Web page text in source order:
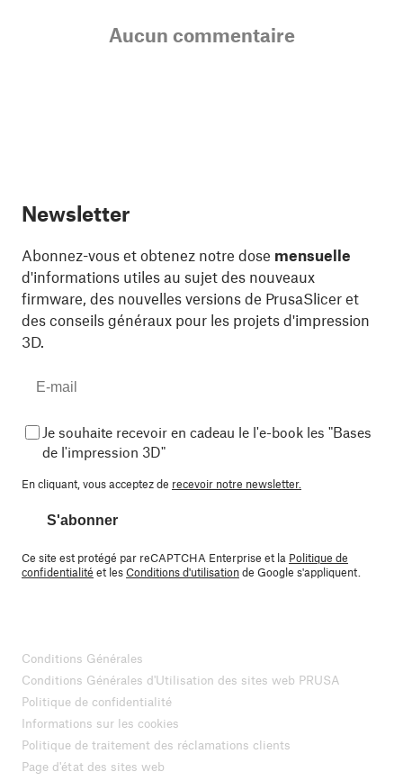
Aucun commentaire
Newsletter
Abonnez-vous et obtenez notre dose mensuelle
d'informations utiles au sujet des nouveaux
firmware, des nouvelles versions de PrusaSlicer et
des conseils généraux pour les projets d'impression
3D.
Je souhaite recevoir en cadeau le l'e-book les "Bases
de l'impression 3D"
En cliquant, vous acceptez de recevoir notre newsletter.
S'abonner
Ce site est protégé par reCAPTCHA Enterprise et la Politique de
confidentialité et lesConditions d'utilisationde Google s'appliquent.
Conditions Générales
Conditions Générales d'Utilisation des sites web PRUSA
Politique de confidentialité
Informations sur les cookies
Politique de traitement des réclamations clients
Page d'état des sites web